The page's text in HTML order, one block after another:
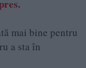
.
mai bine pentru
a sta în